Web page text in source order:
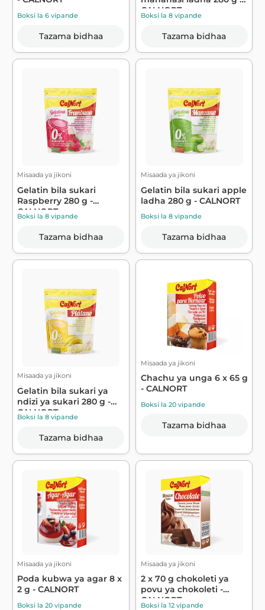
Boksi la 6 vipande
Tazama bidhaa
CALNORT
Boksi la 8 vipande
Tazama bidhaa
Misaada ya jikoni
Gelatin bila sukari
Raspberry 280 g -
CALNORT
Boksi la 8 vipande
Tazama bidhaa
Misaada ya jikoni
Gelatin bila sukari apple
ladha 280 g - CALNORT
Boksi la 8 vipande
Tazama bidhaa
Misaada ya jikoni
Gelatin bila sukari ya
ndizi ya sukari 280 g -
CALNORT
Boksi la 8 vipande
Tazama bidhaa
Misaada ya jikoni
Chachu ya unga 6 x 65 g
- CALNORT
Boksi la 20 vipande
Tazama bidhaa
Misaada ya jikoni
Poda kubwa ya agar 8 x
2 g - CALNORT
Boksi la 20 vipande
Misaada ya jikoni
2 x 70 g chokoleti ya
povu ya chokoleti -
CALNORT
Boksi la 12 vipande